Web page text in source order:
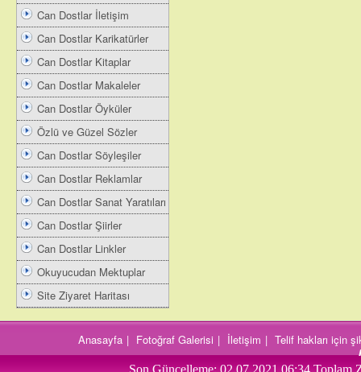
Can Dostlar İletişim
Can Dostlar Karikatürler
Can Dostlar Kitaplar
Can Dostlar Makaleler
Can Dostlar Öyküler
Özlü ve Güzel Sözler
Can Dostlar Söyleşiler
Can Dostlar Reklamlar
Can Dostlar Sanat Yaratıları
Can Dostlar Şiirler
Can Dostlar Linkler
Okuyucudan Mektuplar
Site Ziyaret Haritası
Anasayfa | Fotoğraf Galerisi | İletişim | Telif hakları için
Son Güncelleme: 02.07.2021 06:34 Toplam